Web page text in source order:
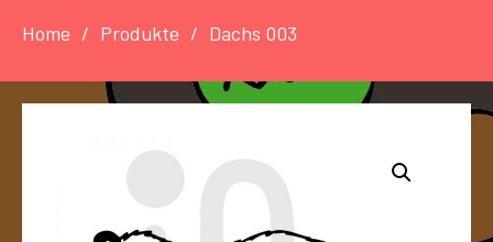
Home Produkte Dachs 003